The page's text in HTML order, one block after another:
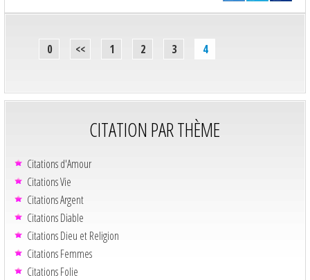
0 << 1 2 3 4
CITATION PAR THÈME
Citations d'Amour
Citations Vie
Citations Argent
Citations Diable
Citations Dieu et Religion
Citations Femmes
Citations Folie